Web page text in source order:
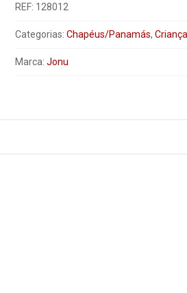
REF: 128012
Categorias: Chapéus/Panamás, Criança
Marca: Jonu